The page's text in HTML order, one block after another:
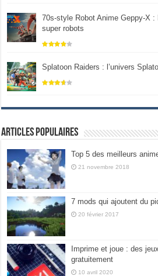
70s-style Robot Anime Geppy-X
super robots
Splatoon Raiders : l’univers
Articles populaires
Top 5 des meilleurs
21 novembre 2018
7 mods qui ajoutent du
20 février 2017
Imprime et joue : des
gratuitement
10 avril 2020